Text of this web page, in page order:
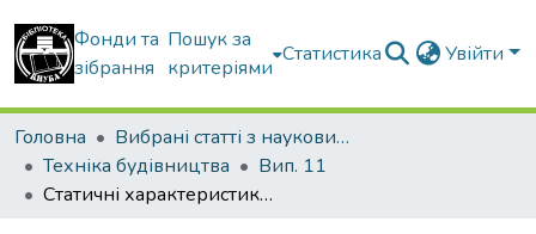
Фонди та
зібрання
Пошук за
критеріями
Статистика Увійти
Головна
Вибрані статті з наукових збірників КНУБА
Техніка будівництва
Вип. 11
Статичні характеристики автоматичного управління поцесу ущільнення бетонних сумішей.